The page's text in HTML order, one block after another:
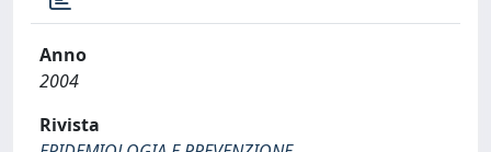
Anno
2004
Rivista